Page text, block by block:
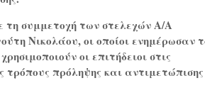
τη συμμετοχή των στελεχών Α/Α
Νικολάου, οι οποίοι ενημέρωσαν
οι επιτήδειοι στις
πρόληψης και αντιμετώπισης